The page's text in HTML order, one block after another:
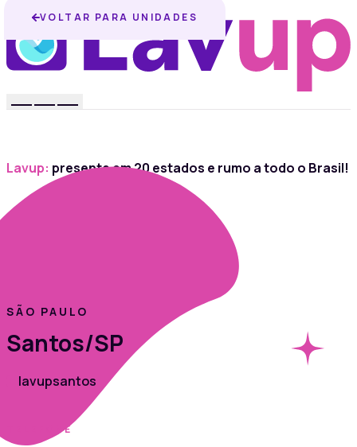
Lavup: presente em 20 estados e rumo a todo o Brasil!
VOLTAR PARA UNIDADES
SÃO PAULO
Santos/SP
lavupsantos
TELEFONE